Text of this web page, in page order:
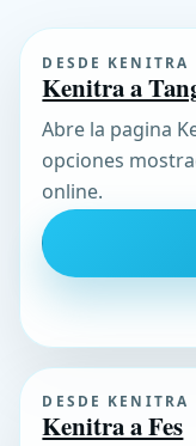
DESDE KENITRA
Kenitra a
Abre la pagina
opciones
online.
DESDE KENITRA
Kenitra a Fes